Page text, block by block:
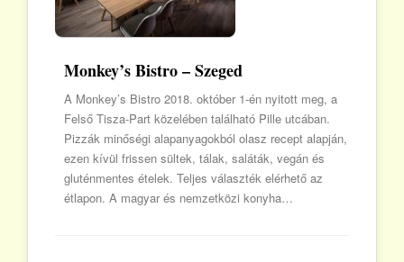
Monkey’s Bistro – Szeged
A Monkey’s Bistro 2018. október 1-én nyitott meg, a
Felső Tisza-Part közelében található Pille utcában.
Pizzák minőségi alapanyagokból olasz recept alapján,
ezen kívül frissen sültek, tálak, saláták, vegán és
gluténmentes ételek. Teljes választék elérhető az
étlapon. A magyar és nemzetközi konyha…